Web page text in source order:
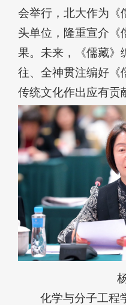
会举行，北大作为《
头单位，隆重宣介《
果。未来，《儒藏》
往、全神贯注编好《
传统文化作出应有贡
化学与分子工程